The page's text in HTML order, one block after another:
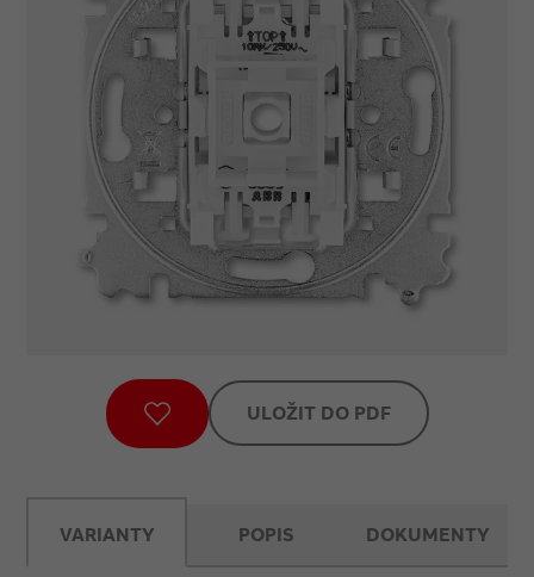
ULOŽIT DO PDF
VARIANTY POPIS DOKUMENTY